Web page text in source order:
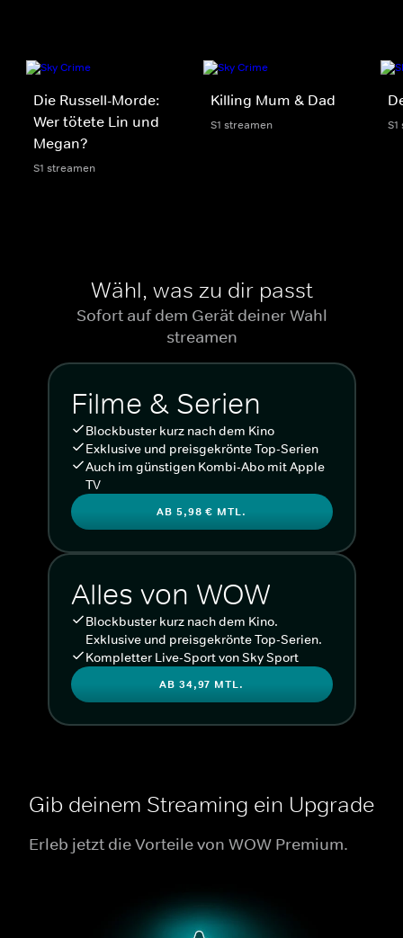
Die Russell-Morde:
Wer tötete Lin und
Megan?
S1 streamen
Killing Mum & Dad
S1 streamen
Wähl, was zu dir passt
Sofort auf dem Gerät deiner Wahl
streamen
Filme & Serien
Blockbuster kurz nach dem Kino
Exklusive und preisgekrönte Top-Serien
Auch im günstigen Kombi-Abo mit Apple
TV
AB 5,98 € MTL.
Alles von WOW
Blockbuster kurz nach dem Kino.
Exklusive und preisgekrönte Top-Serien.
Kompletter Live-Sport von Sky Sport
AB 34,97 MTL.
Gib deinem Streaming ein Upgrade
Erleb jetzt die Vorteile von WOW Premium.